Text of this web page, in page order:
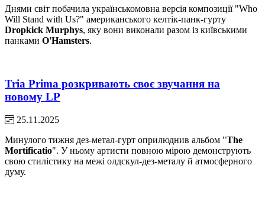
Днями світ побачила українськомовна версія композиції "Who
Will Stand with Us?" американського келтік-панк-гурту
Dropkick Murphys, яку вони виконали разом із київськими
панками O'Hamsters.
Tria Prima розкривають своє звучання на
новому LP
25.11.2025
Минулого тижня дез-метал-гурт оприлюднив альбом "The
Mortificatio". У ньому артисти повною мірою демонструють
свою стилістику на межі олдскул-дез-металу й атмосферного
думу.